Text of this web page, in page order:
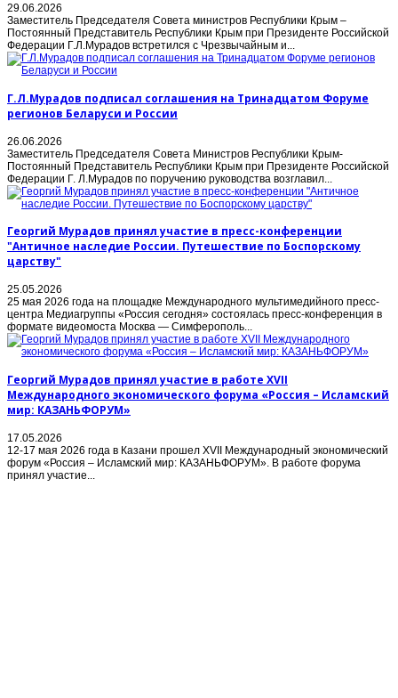
29.06.2026
Заместитель Председателя Совета министров Республики Крым –
Постоянный Представитель Республики Крым при Президенте Российской
Федерации Г.Л.Мурадов встретился с Чрезвычайным и...
Г.Л.Мурадов подписал соглашения на Тринадцатом Форуме
регионов Беларуси и России
26.06.2026
Заместитель Председателя Совета Министров Республики Крым-
Постоянный Представитель Республики Крым при Президенте Российской
Федерации Г. Л.Мурадов по поручению руководства возглавил...
Георгий Мурадов принял участие в пресс-конференции
"Античное наследие России. Путешествие по Боспорскому
царству"
25.05.2026
25 мая 2026 года на площадке Международного мультимедийного пресс-
центра Медиагруппы «Россия сегодня» состоялась пресс-конференция в
формате видеомоста Москва — Симферополь...
Георгий Мурадов принял участие в работе XVII
Международного экономического форума «Россия – Исламский
мир: КАЗАНЬФОРУМ»
17.05.2026
12-17 мая 2026 года в Казани прошел XVII Международный экономический
форум «Россия – Исламский мир: КАЗАНЬФОРУМ». В работе форума
принял участие...